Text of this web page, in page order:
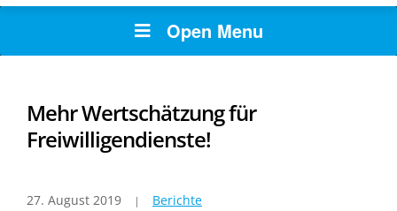
Open Menu
Mehr Wertschätzung für
Freiwilligendienste!
27. August 2019 Berichte